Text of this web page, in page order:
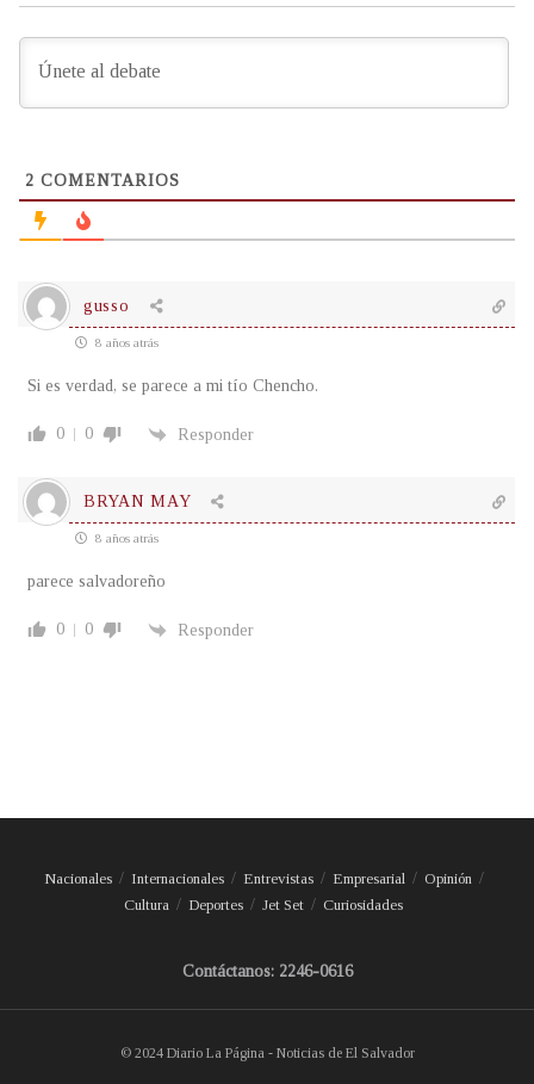
2 COMENTARIOS
gusso
8 años atrás
Si es verdad, se parece a mi tío Chencho.
0 0 Responder
BRYAN MAY
8 años atrás
parece salvadoreño
0 0 Responder
Nacionales Internacionales Entrevistas Empresarial
Opinión
Cultura
Deportes Jet Set Curiosidades
Contáctanos: 2246-0616
© 2024 Diario La Página - Noticias de El Salvador